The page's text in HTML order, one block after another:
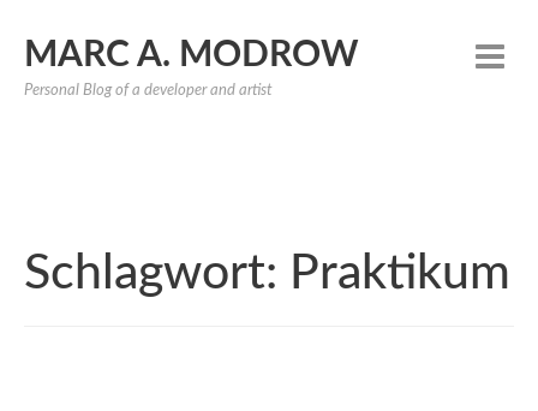
MARC A. MODROW
Personal Blog of a developer and artist
Schlagwort: Praktikum